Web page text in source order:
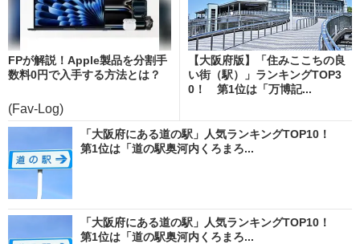
FPが解説！Apple製品を分割手
数料0円で入手する方法とは？
(Fav-Log)
【大阪府版】「住みここちの良
い街（駅）」ランキングTOP3
0！ 第1位は「万博記...
「大阪府にある道の駅」人気ランキングTOP10！
第1位は「道の駅奥河内くろまろ...
「大阪府にある道の駅」人気ランキングTOP10！
第1位は「道の駅奥河内くろまろ...